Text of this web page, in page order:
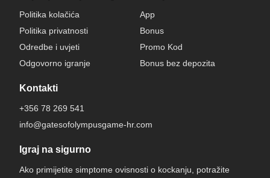
Politika kolačića
Politika privatnosti
Odredbe i uvjeti
Odgovorno igranje
App
Bonus
Promo Kod
Bonus bez depozita
Kontakti
+356 78 269 541
info@gatesofolympusgame-hr.com
Igraj na sigurno
Ako primijetite simptome ovisnosti o kockanju, potražite